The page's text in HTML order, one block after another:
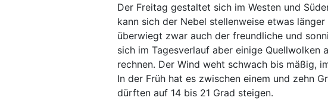
Der Freitag gestaltet sich im Westen und
kann sich der Nebel stellenweise etwas
überwiegt zwar auch der freundliche und
sich im Tagesverlauf aber einige Quellwolken
rechnen. Der Wind weht schwach bis mäßig,
In der Früh hat es zwischen einem und zehn
dürften auf 14 bis 21 Grad steigen.